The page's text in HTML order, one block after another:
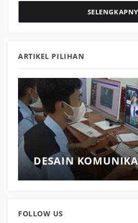
ARTIKEL PILIHAN
DESAIN
FOLLOW US